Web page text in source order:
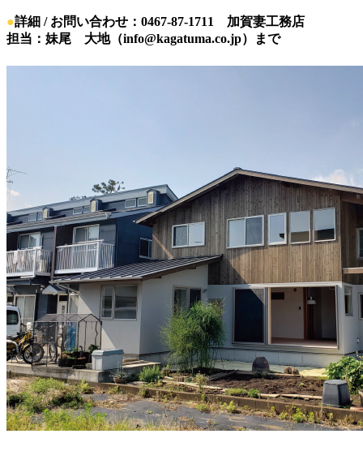
●詳細 / お問い合わせ：0467-87-1711 加賀妻工務店
担当：妹尾 大地（info@kagatuma.co.jp）まで